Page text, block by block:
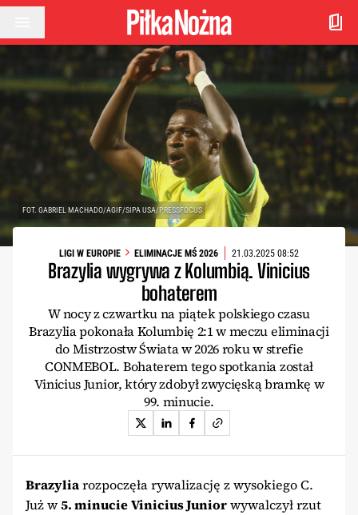
Przejdź do treści
FOT. GABRIEL MACHADO/AGIF/SIPA USA/PRESSFOCUS
LIGI W EUROPIE ELIMINACJE MŚ 2026 21.03.2025 08:52
Brazylia wygrywa z Kolumbią. Vinicius
bohaterem
W nocy z czwartku na piątek polskiego czasu
Brazylia pokonała Kolumbię 2:1 w meczu eliminacji
do Mistrzostw Świata w 2026 roku w strefie
CONMEBOL. Bohaterem tego spotkania został
Vinicius Junior, który zdobył zwycięską bramkę w
99. minucie.
Brazyliarozpoczęła rywalizację z wysokiego C.
Już w5. minucieVinicius Juniorwywalczył rzut